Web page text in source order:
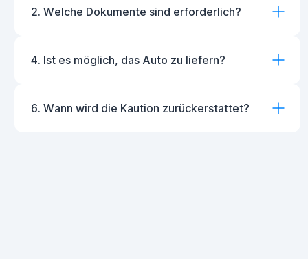
2. Welche Dokumente sind erforderlich?
4. Ist es möglich, das Auto zu liefern?
6. Wann wird die Kaution zurückerstattet?